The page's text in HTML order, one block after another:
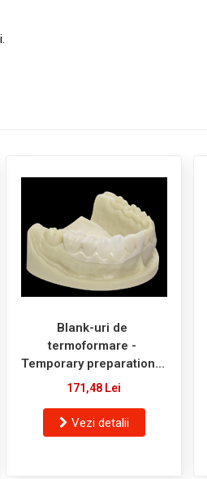
Blank-uri de
termoformare -
Temporary preparation -
Dreve
171,48 Lei
Vezi detalii